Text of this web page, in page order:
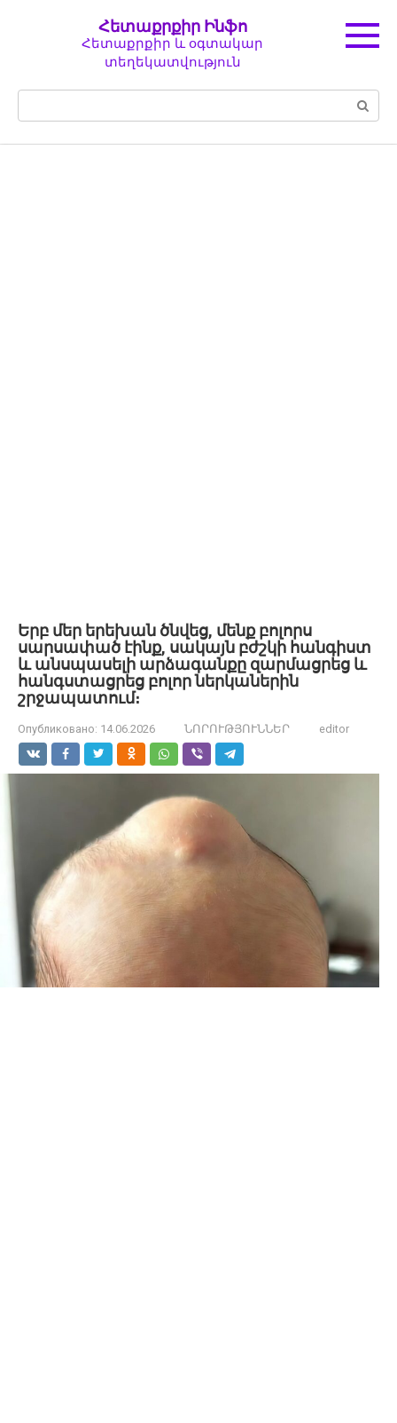
Հետաքրքիր Ինֆո
Հետաքրքիր և օգտակար
տեղեկատվություն
Երբ մեր երեխան ծնվեց, մենք բոլորս
սարսափած էինք, սակայն բժշկի հանգիստ
և անսպասելի արձագանքը զարմացրեց և
հանգստացրեց բոլոր ներկաներին
շրջապատում։
Опубликовано: 14.06.2026 ՆՈՐՈՒԹՅՈՒՆՆԵՐ editor